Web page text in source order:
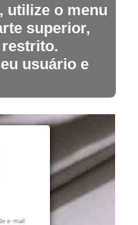
utilize o menu
superior,
usuário e